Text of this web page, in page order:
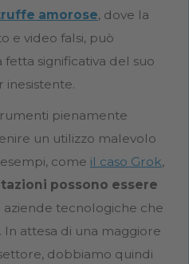
amorose, dove la
e video falsi, può
significativa del suo
inesistente.
pienamente
un utilizzo malevolo
come il caso Grok,
possono essere
aziende tecnologiche che
attesa di una maggiore
dobbiamo quindi